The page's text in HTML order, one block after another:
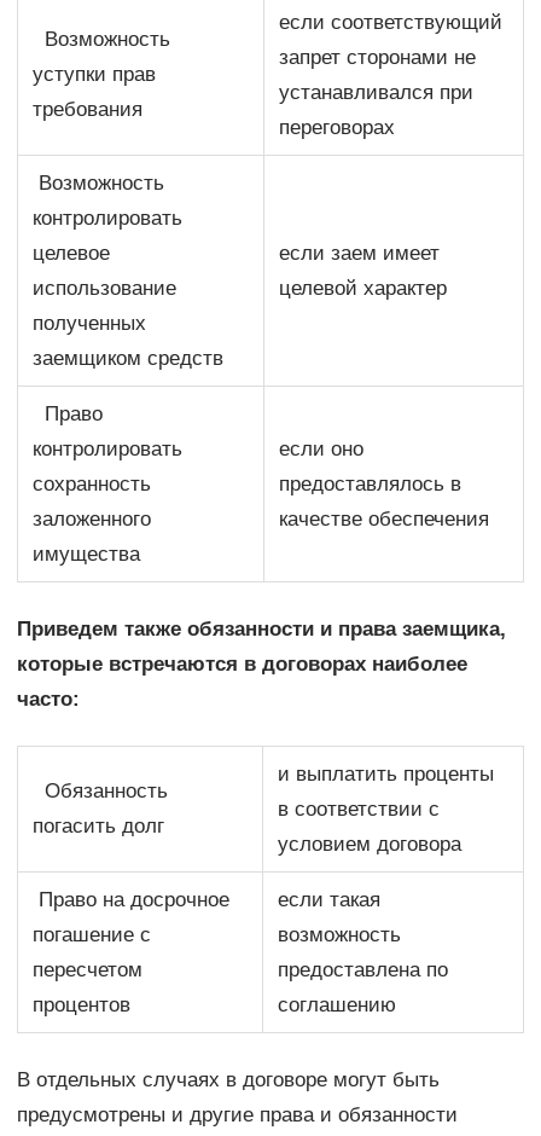
Возможность
уступки прав
требования
если соответствующий
запрет сторонами не
устанавливался при
переговорах
Возможность
контролировать
целевое
использование
полученных
заемщиком средств
если заем имеет
целевой характер
Право
контролировать
сохранность
заложенного
имущества
если оно
предоставлялось в
качестве обеспечения
Приведем также обязанности и права заемщика,
которые встречаются в договорах наиболее
часто:
Обязанность
погасить долг
и выплатить проценты
в соответствии с
условием договора
Право на досрочное
погашение с
пересчетом
процентов
если такая
возможность
предоставлена по
соглашению
В отдельных случаях в договоре могут быть
предусмотрены и другие права и обязанности